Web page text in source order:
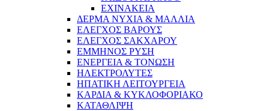
ΕΧΙΝΑΚΕΙΑ
ΔΕΡΜΑ ΝΥΧΙΑ & ΜΑΛΛΙΑ
ΕΛΕΓΧΟΣ ΒΑΡΟΥΣ
ΕΛΕΓΧΟΣ ΣΑΚΧΑΡΟΥ
ΕΜΜΗΝΟΣ ΡΥΣΗ
ΕΝΕΡΓΕΙΑ & ΤΟΝΩΣΗ
ΗΛΕΚΤΡΟΛΥΤΕΣ
ΗΠΑΤΙΚΗ ΛΕΙΤΟΥΡΓΕΙΑ
ΚΑΡΔΙΑ & ΚΥΚΛΟΦΟΡΙΑΚΟ
ΚΑΤΑΘΛΙΨΗ